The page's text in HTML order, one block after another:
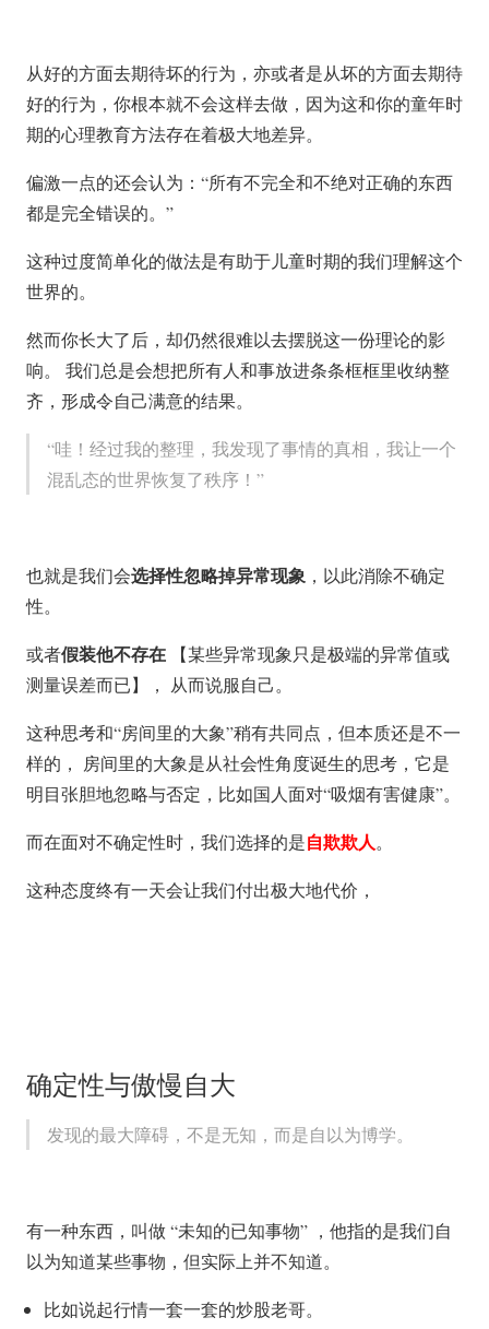
从好的方面去期待坏的行为，亦或者是从坏的方面去期待
好的行为，你根本就不会这样去做，因为这和你的童年时
期的心理教育方法存在着极大地差异。
偏激一点的还会认为：“所有不完全和不绝对正确的东西
都是完全错误的。”
这种过度简单化的做法是有助于儿童时期的我们理解这个
世界的。
然而你长大了后，却仍然很难以去摆脱这一份理论的影
响。 我们总是会想把所有人和事放进条条框框里收纳整
齐，形成令自己满意的结果。
“哇！经过我的整理，我发现了事情的真相，我让一个
混乱态的世界恢复了秩序！”
也就是我们会选择性忽略掉异常现象 ，以此消除不确定
性。
或者假装他不存在 【某些异常现象只是极端的异常值或
测量误差而已】， 从而说服自己。
这种思考和“房间里的大象”稍有共同点，但本质还是不一
样的， 房间里的大象是从社会性角度诞生的思考，它是
明目张胆地忽略与否定，比如国人面对“吸烟有害健康”。
而在面对不确定性时，我们选择的是自欺欺人。
这种态度终有一天会让我们付出极大地代价，
确定性与傲慢自大
发现的最大障碍，不是无知，而是自以为博学。
有一种东西，叫做 “未知的已知事物” ，他指的是我们自
以为知道某些事物，但实际上并不知道。
比如说起行情一套一套的炒股老哥。